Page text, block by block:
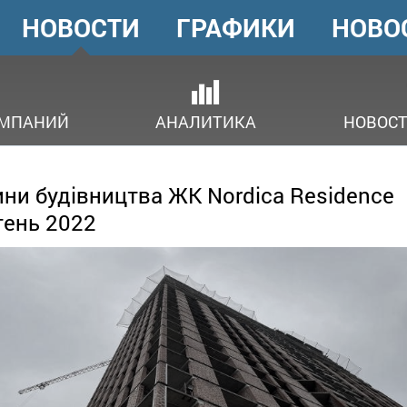
ГОЛОВНЕ
МЕНЮ
НОВОСТИ
АНАЛИТИКА
ГРАФИКИ
будівництва ЖК Nordica Residence
2022